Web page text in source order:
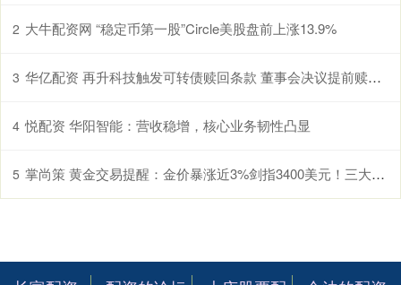
2 大牛配资网 “稳定币第一股”Circle美股盘前上涨13.9%
3 华亿配资 再升科技触发可转债赎回条款 董事会决议提前赎回优化资本结构
4 悦配资 华阳智能：营收稳增，核心业务韧性凸显
5 掌尚策 黄金交易提醒：金价暴涨近3%剑指3400美元！三大核爆级因素点燃避险狂潮，历史性行情正在酝酿